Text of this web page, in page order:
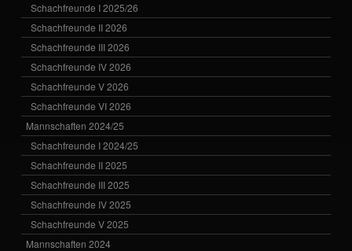
Schachfreunde I 2025/26
Schachfreunde II 2026
Schachfreunde III 2026
Schachfreunde IV 2026
Schachfreunde V 2026
Schachfreunde VI 2026
Mannschaften 2024/25
Schachfreunde I 2024/25
Schachfreunde II 2025
Schachfreunde III 2025
Schachfreunde IV 2025
Schachfreunde V 2025
Mannschaften 2024